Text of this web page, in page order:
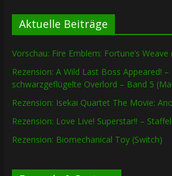
Aktuelle Beiträge
Vorschau: Fire Emblem: Fortune’s Weave
Rezension: A Wild Last Boss Appeared! –
schwarzgeflügelte Overlord – Band 5
Rezension: Isekai Quartet The Movie:
Rezension: Love Live! Superstar!! – Staffel
Rezension: Biomechanical Toy (Switch)